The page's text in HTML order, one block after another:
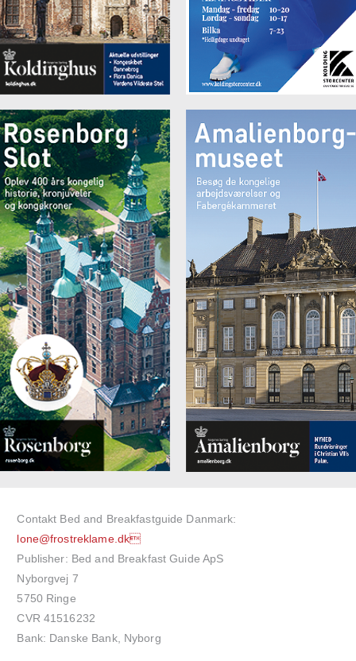
Contakt Bed and Breakfastguide Danmark:
lone@frostreklame.dk
Publisher: Bed and Breakfast Guide ApS
Nyborgvej 7
5750 Ringe
CVR 41516232
Bank: Danske Bank, Nyborg